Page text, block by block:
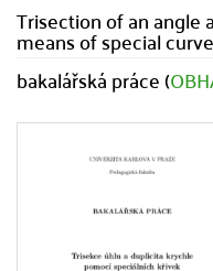
Trisection of an angle
means of special
bakalářská práce (